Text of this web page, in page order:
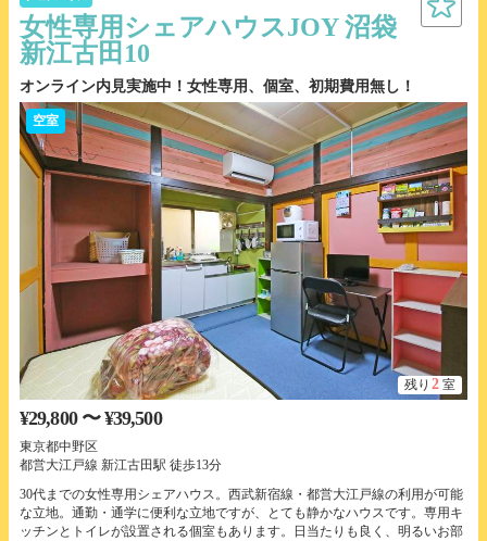
女性専用シェアハウスJOY 沼袋
新江古田10
オンライン内見実施中！女性専用、個室、初期費用無し！
空室
残り 2 室
¥29,800 〜 ¥39,500
東京都中野区
都営大江戸線 新江古田駅 徒歩13分
30代までの女性専用シェアハウス。西武新宿線・都営大江戸線の利用が可能
な立地。通勤・通学に便利な立地ですが、とても静かなハウスです。専用キ
ッチンとトイレが設置される個室もあります。日当たりも良く、明るいお部